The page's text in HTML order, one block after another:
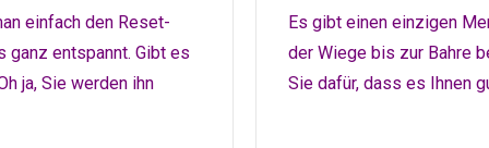
einfach den Reset-
ganz entspannt. Gibt es
ja, Sie werden ihn
Es gibt einen einzigen
der Wiege bis zur Bahre
Sie dafür, dass es Ihnen